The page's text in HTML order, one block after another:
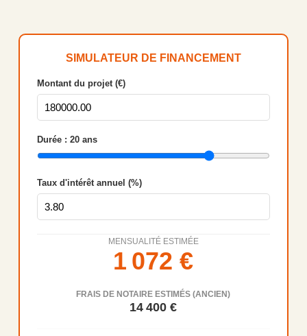
SIMULATEUR DE FINANCEMENT
Montant du projet (€)
Durée : 20ans
Taux d'intérêt annuel (%)
MENSUALITÉ ESTIMÉE
1 072 €
FRAIS DE NOTAIRE ESTIMÉS (ANCIEN)
14 400 €